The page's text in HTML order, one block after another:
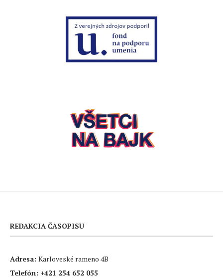
REDAKCIA ČASOPISU
Adresa: Karloveské rameno 4B
Telefón: +421 254 652 055